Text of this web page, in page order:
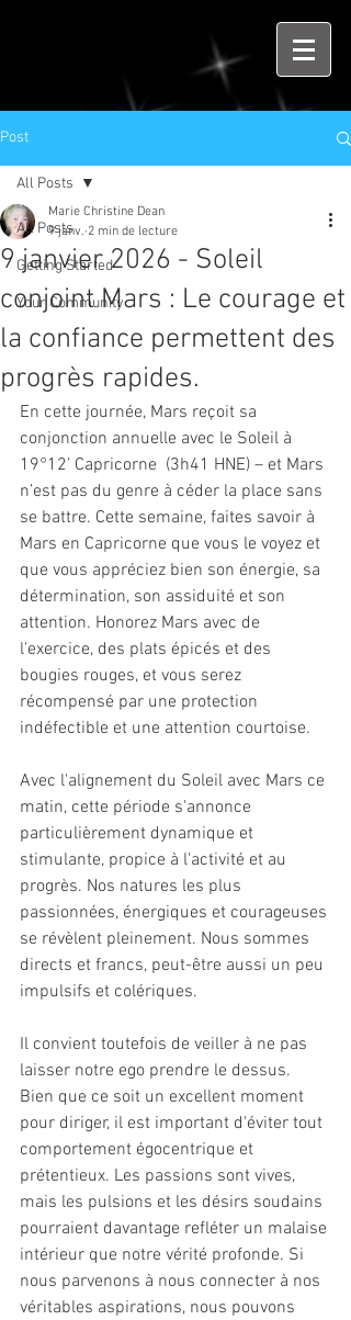
Post
All Posts
Getting Started
Your Community
All Posts
9 janvier 2026 - Soleil
conjoint Mars : Le courage et
la confiance permettent des
progrès rapides.
Marie Christine Dean
9 janv. 2 min de lecture
En cette journée, Mars reçoit sa
conjonction annuelle avec le Soleil à
19°12’ Capricorne  (3h41 HNE) – et Mars
n’est pas du genre à céder la place sans
se battre. Cette semaine, faites savoir à
Mars en Capricorne que vous le voyez et
que vous appréciez bien son énergie, sa
détermination, son assiduité et son
attention. Honorez Mars avec de
l'exercice, des plats épicés et des
bougies rouges, et vous serez
récompensé par une protection
indéfectible et une attention courtoise.
Avec l'alignement du Soleil avec Mars ce
matin, cette période s'annonce
particulièrement dynamique et
stimulante, propice à l'activité et au
progrès. Nos natures les plus
passionnées, énergiques et courageuses
se révèlent pleinement. Nous sommes
directs et francs, peut-être aussi un peu
impulsifs et colériques.
Il convient toutefois de veiller à ne pas
laisser notre ego prendre le dessus.
Bien que ce soit un excellent moment
pour diriger, il est important d'éviter tout
comportement égocentrique et
prétentieux. Les passions sont vives,
mais les pulsions et les désirs soudains
pourraient davantage refléter un malaise
intérieur que notre vérité profonde. Si
nous parvenons à nous connecter à nos
véritables aspirations, nous pouvons